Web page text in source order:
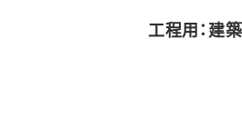
工程用：建